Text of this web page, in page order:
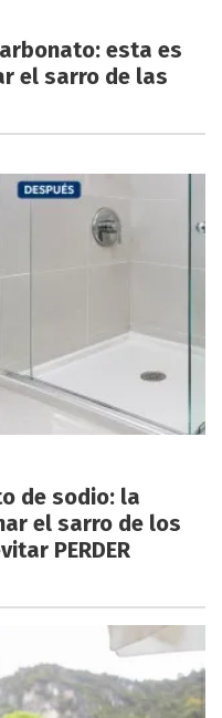
esta es
el sarro de las
de sodio: la
el sarro de los
PERDER